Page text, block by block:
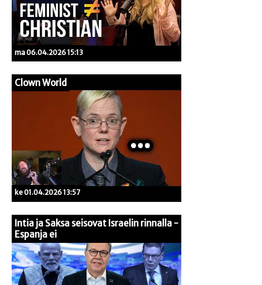
ma 06.04.2026 15:13
Clown World
ke 01.04.2026 13:57
Intia ja Saksa seisovat Israelin rinnalla -
Espanja ei